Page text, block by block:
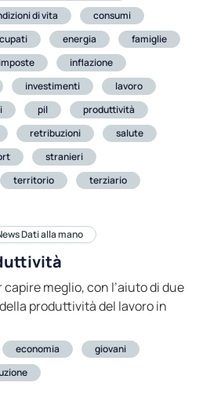
di vita
consumi
energia
famiglie
imposte
inflazione
investimenti
lavoro
pil
produttività
retribuzioni
salute
stranieri
territorio terziario
Dati alla mano
meglio, con l’aiuto di due
produttività del lavoro in
economia
giovani